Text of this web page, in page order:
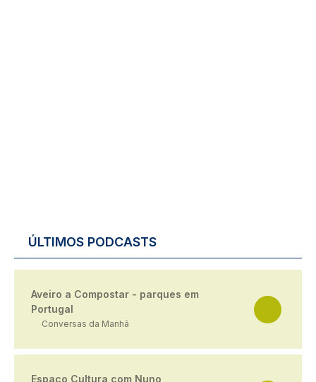
ÚLTIMOS PODCASTS
Aveiro a Compostar - parques em
Portugal
Conversas da Manhã
Espaço Cultura com Nuno